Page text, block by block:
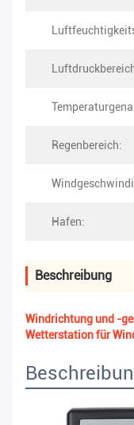
Regenbereich:
Hafen:
Beschreibung
Windrichtung und -
Wetterstation für